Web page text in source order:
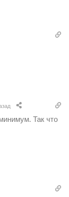
Так что